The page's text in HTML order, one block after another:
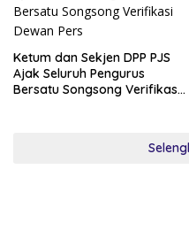
Ketum dan Sekjen DPP PJS
Ajak Seluruh Pengurus
Bersatu Songsong Verifikasi